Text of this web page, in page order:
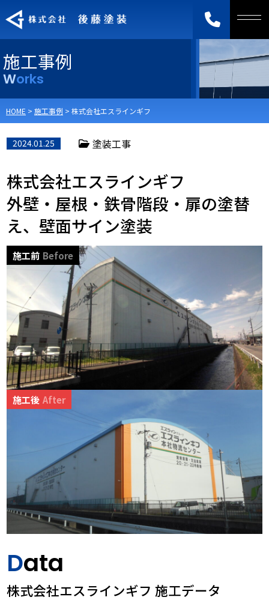
施工事例
Works
HOME > 施工事例 > 株式会社エスラインギフ
2024.01.25 塗装工事
株式会社エスラインギフ
外壁・屋根・鉄骨階段・扉の塗替
え、壁面サイン塗装
施工後 After
施工前 Before
Data
株式会社エスラインギフ 施工データ